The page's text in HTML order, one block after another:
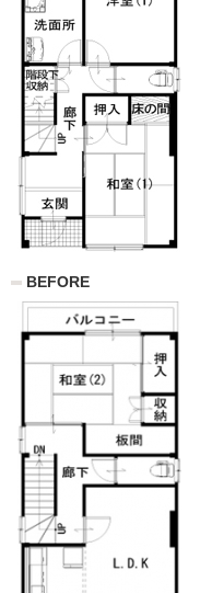
BEFORE